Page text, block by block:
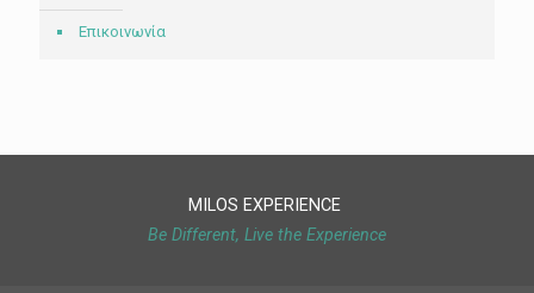
Επικοινωνία
MILOS EXPERIENCE
Be Different, Live the Experience